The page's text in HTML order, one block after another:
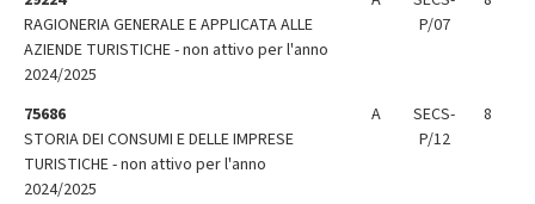
RAGIONERIA GENERALE E APPLICATA ALLE
AZIENDE TURISTICHE - non attivo per l'anno
2024/2025
P/07
75686
STORIA DEI CONSUMI E DELLE IMPRESE
TURISTICHE - non attivo per l'anno
2024/2025
A
SECS-
P/12
8